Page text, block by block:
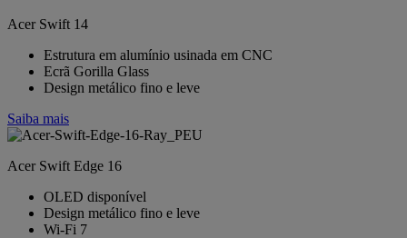
Acer Swift 14
Estrutura em alumínio usinada em CNC
Ecrã Gorilla Glass
Design metálico fino e leve
Saiba mais
Acer Swift Edge 16
OLED disponível
Design metálico fino e leve
Wi-Fi 7